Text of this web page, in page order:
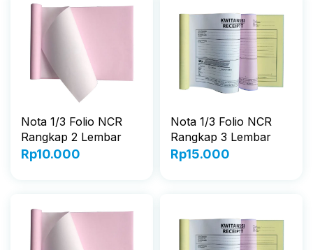
Nota 1/3 Folio NCR
Rangkap 2 Lembar
Rp10.000
Nota 1/3 Folio NCR
Rangkap 3 Lembar
Rp15.000